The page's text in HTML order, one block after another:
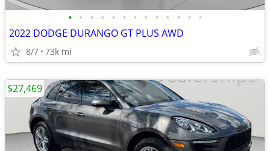
• • • • • • • • • • • • •
2022 DODGE DURANGO GT PLUS AWD
8/7 73k mi
$27,469